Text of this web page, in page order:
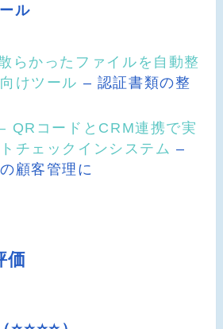
ル
らかったファイルを自動整
けツール – 認証書類の整
QRコードとCRM連携で実
チェックインシステム –
顧客管理に
価